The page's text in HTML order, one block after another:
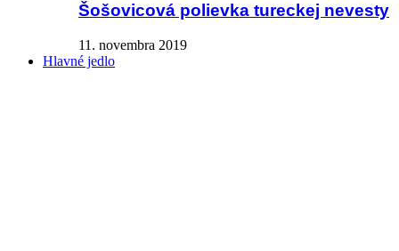
Šošovicová polievka tureckej nevesty
11. novembra 2019
Hlavné jedlo